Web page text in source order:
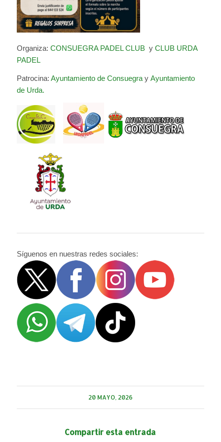
Organiza: CONSUEGRA PADEL CLUBy CLUB URDA
PADEL
Patrocina: Ayuntamiento de Consuegray Ayuntamiento
de Urda.
Síguenos en nuestras redes sociales:
20 MAYO, 2026
Compartir esta entrada